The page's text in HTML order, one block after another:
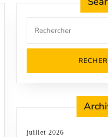
for:
juillet 2026